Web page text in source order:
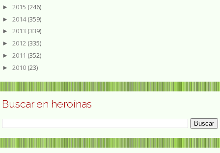
► 2015 (246)
► 2014(359)
► 2013 (339)
► 2012 (335)
► 2011 (352)
► 2010 (23)
Buscar en heroínas